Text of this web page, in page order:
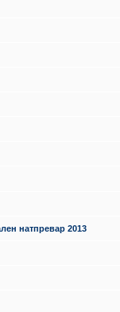
натпревар 2013